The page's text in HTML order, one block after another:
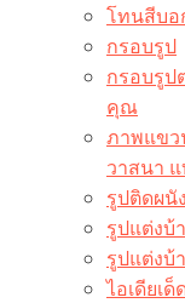
โทนสีบอ
กรอบรูป
กรอบรูป
คุณ
ภาพแขว
วาสนา
รูปติดผนั
รูปแต่งบ้
รูปแต่งบ้
ไอเดียเ